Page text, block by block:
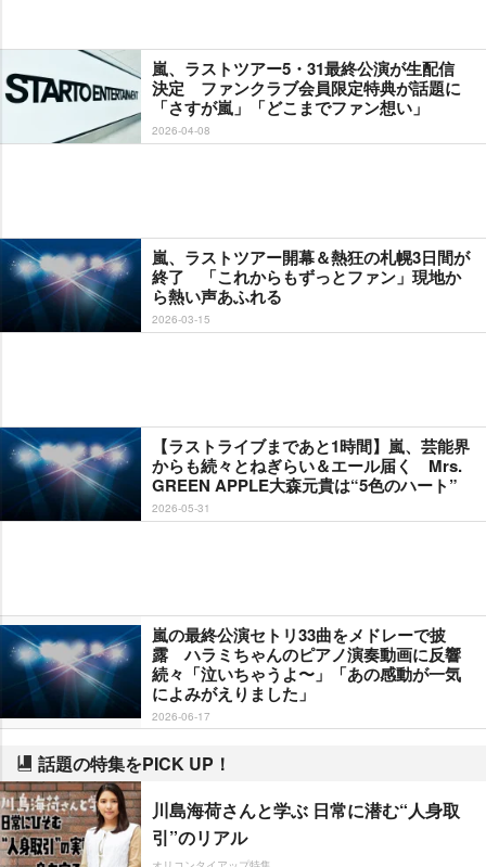
嵐、ラストツアー5・31最終公演が生配信
決定 ファンクラブ会員限定特典が話題に
「さすが嵐」「どこまでファン想い」
2026-04-08
嵐、ラストツアー開幕＆熱狂の札幌3日間が
終了 「これからもずっとファン」現地か
ら熱い声あふれる
2026-03-15
【ラストライブまであと1時間】嵐、芸能界
からも続々とねぎらい＆エール届く Mrs.
GREEN APPLE大森元貴は“5色のハート”
2026-05-31
嵐の最終公演セトリ33曲をメドレーで披
露 ハラミちゃんのピアノ演奏動画に反響
続々「泣いちゃうよ〜」「あの感動が一気
によみがえりました」
2026-06-17
話題の特集をPICK UP！
川島海荷さんと学ぶ 日常に潜む“人身取
引”のリアル